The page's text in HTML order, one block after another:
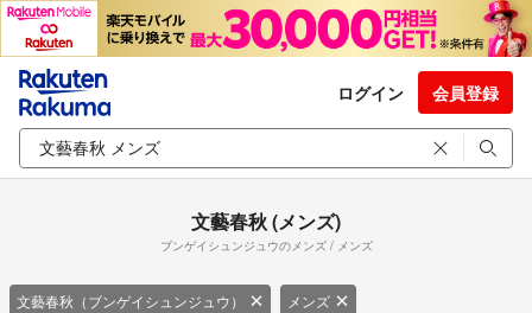
ログイン 会員登録
文藝春秋 (メンズ)
ブンゲイシュンジュウのメンズ / メンズ
文藝春秋（ブンゲイシュンジュウ） メンズ